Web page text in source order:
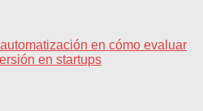
en cómo evaluar
en startups